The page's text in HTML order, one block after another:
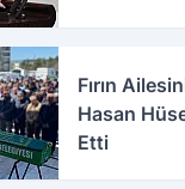
Fırın
Hasan
Etti